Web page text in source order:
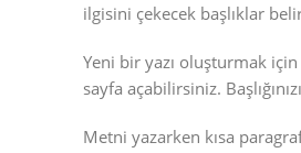
ilgisini çekecek başlıklar
Yeni bir yazı oluşturmak için
sayfa açabilirsiniz.
Metni yazarken kısa